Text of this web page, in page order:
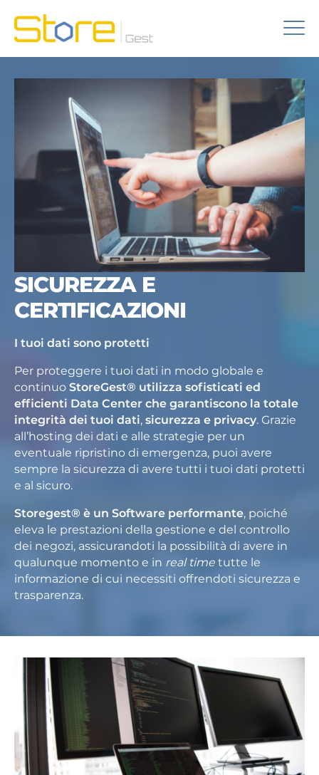
SICUREZZA E
CERTIFICAZIONI
I tuoi dati sono protetti
Per proteggere i tuoi dati in modo globale e
continuo StoreGest® utilizza sofisticati ed
efficienti Data Center che garantiscono la totale
integrità dei tuoi dati, sicurezza e privacy. Grazie
all’hosting dei dati e alle strategie per un
eventuale ripristino di emergenza, puoi avere
sempre la sicurezza di avere tutti i tuoi dati protetti
e al sicuro.
Storegest® è un Software performante, poiché
eleva le prestazioni della gestione e del controllo
dei negozi, assicurandoti la possibilità di avere in
qualunque momento e in real time tutte le
informazione di cui necessiti offrendoti sicurezza e
trasparenza.